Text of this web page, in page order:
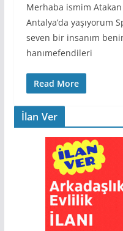
Merhaba ismim
Antalya’da yaşıyorum
seven bir insanım
hanımefendileri
Read More
İlan Ver